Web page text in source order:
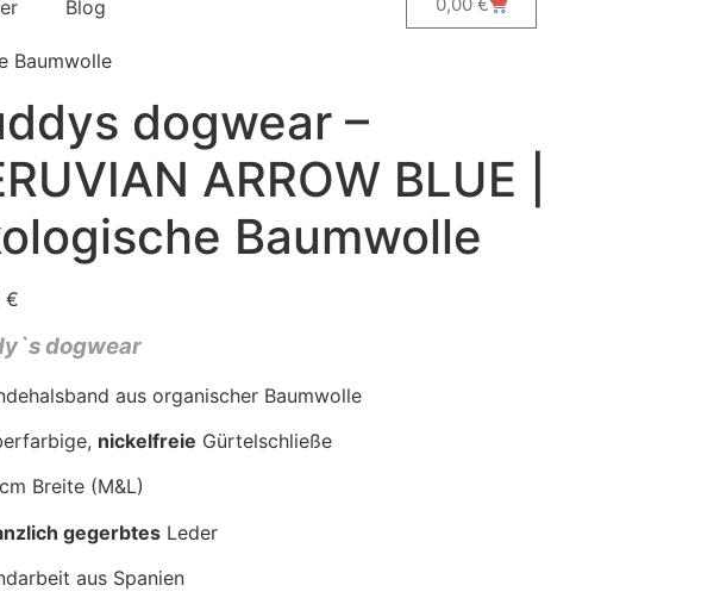
Blog
Baumwolle
dogwear –
ARROW BLUE |
Baumwolle
€
dogwear
aus organischer Baumwolle
nickelfreie Gürtelschließe
Breite (M&L)
gegerbtesLeder
aus Spanien